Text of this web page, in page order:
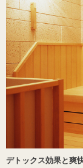
デトックス効果と爽